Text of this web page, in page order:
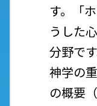
す。「
うした
分野で
神学の
の概要